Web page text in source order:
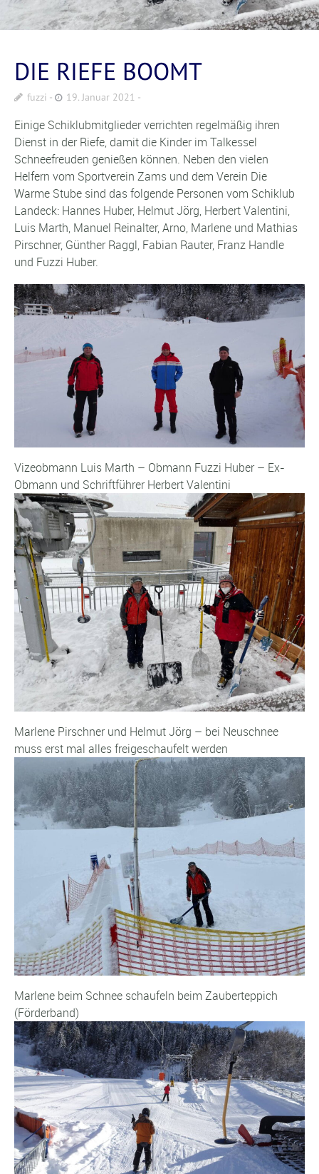
DIE RIEFE BOOMT
fuzzi 19. Januar 2021
Einige Schiklubmitglieder verrichten regelmäßig ihren
Dienst in der Riefe, damit die Kinder im Talkessel
Schneefreuden genießen können. Neben den vielen
Helfern vom Sportverein Zams und dem Verein Die
Warme Stube sind das folgende Personen vom Schiklub
Landeck: Hannes Huber, Helmut Jörg, Herbert Valentini,
Luis Marth, Manuel Reinalter, Arno, Marlene und Mathias
Pirschner, Günther Raggl, Fabian Rauter, Franz Handle
und Fuzzi Huber.
Vizeobmann Luis Marth – Obmann Fuzzi Huber – Ex-
Obmann und Schriftführer Herbert Valentini
Marlene Pirschner und Helmut Jörg – bei Neuschnee
muss erst mal alles freigeschaufelt werden
Marlene beim Schnee schaufeln beim Zauberteppich
(Förderband)